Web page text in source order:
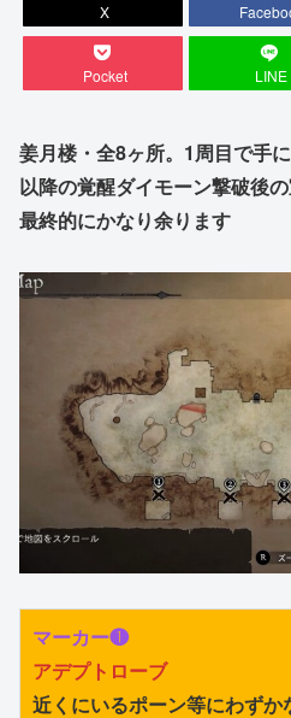
X
Pocket LINE
姜月楼・全8ヶ所。1周目で手
以降の覚醒ダイモーン撃破後
最終的にかなり余ります
マーカー❶
アデプトローブ
近くにいるポーン等にわずか